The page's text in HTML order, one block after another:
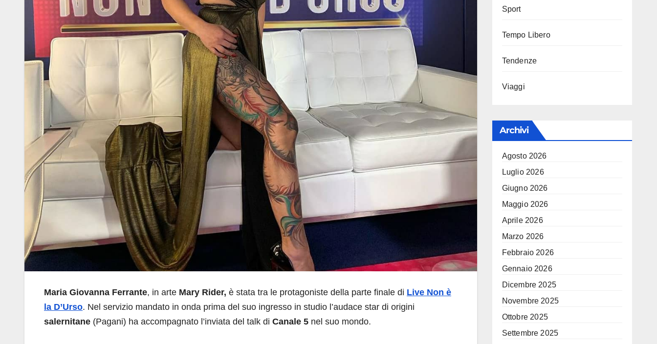
Maria Giovanna Ferrante, in arte Mary Rider, è stata tra le protagoniste della parte finale di Live Non è
la D’Urso. Nel servizio mandato in onda prima del suo ingresso in studio l’audace star di origini
salernitane (Pagani) ha accompagnato l’inviata del talk di Canale 5 nel suo mondo.
Sport
Tempo Libero
Tendenze
Viaggi
Archivi
Agosto 2026
Luglio 2026
Giugno 2026
Maggio 2026
Aprile 2026
Marzo 2026
Febbraio 2026
Gennaio 2026
Dicembre 2025
Novembre 2025
Ottobre 2025
Settembre 2025